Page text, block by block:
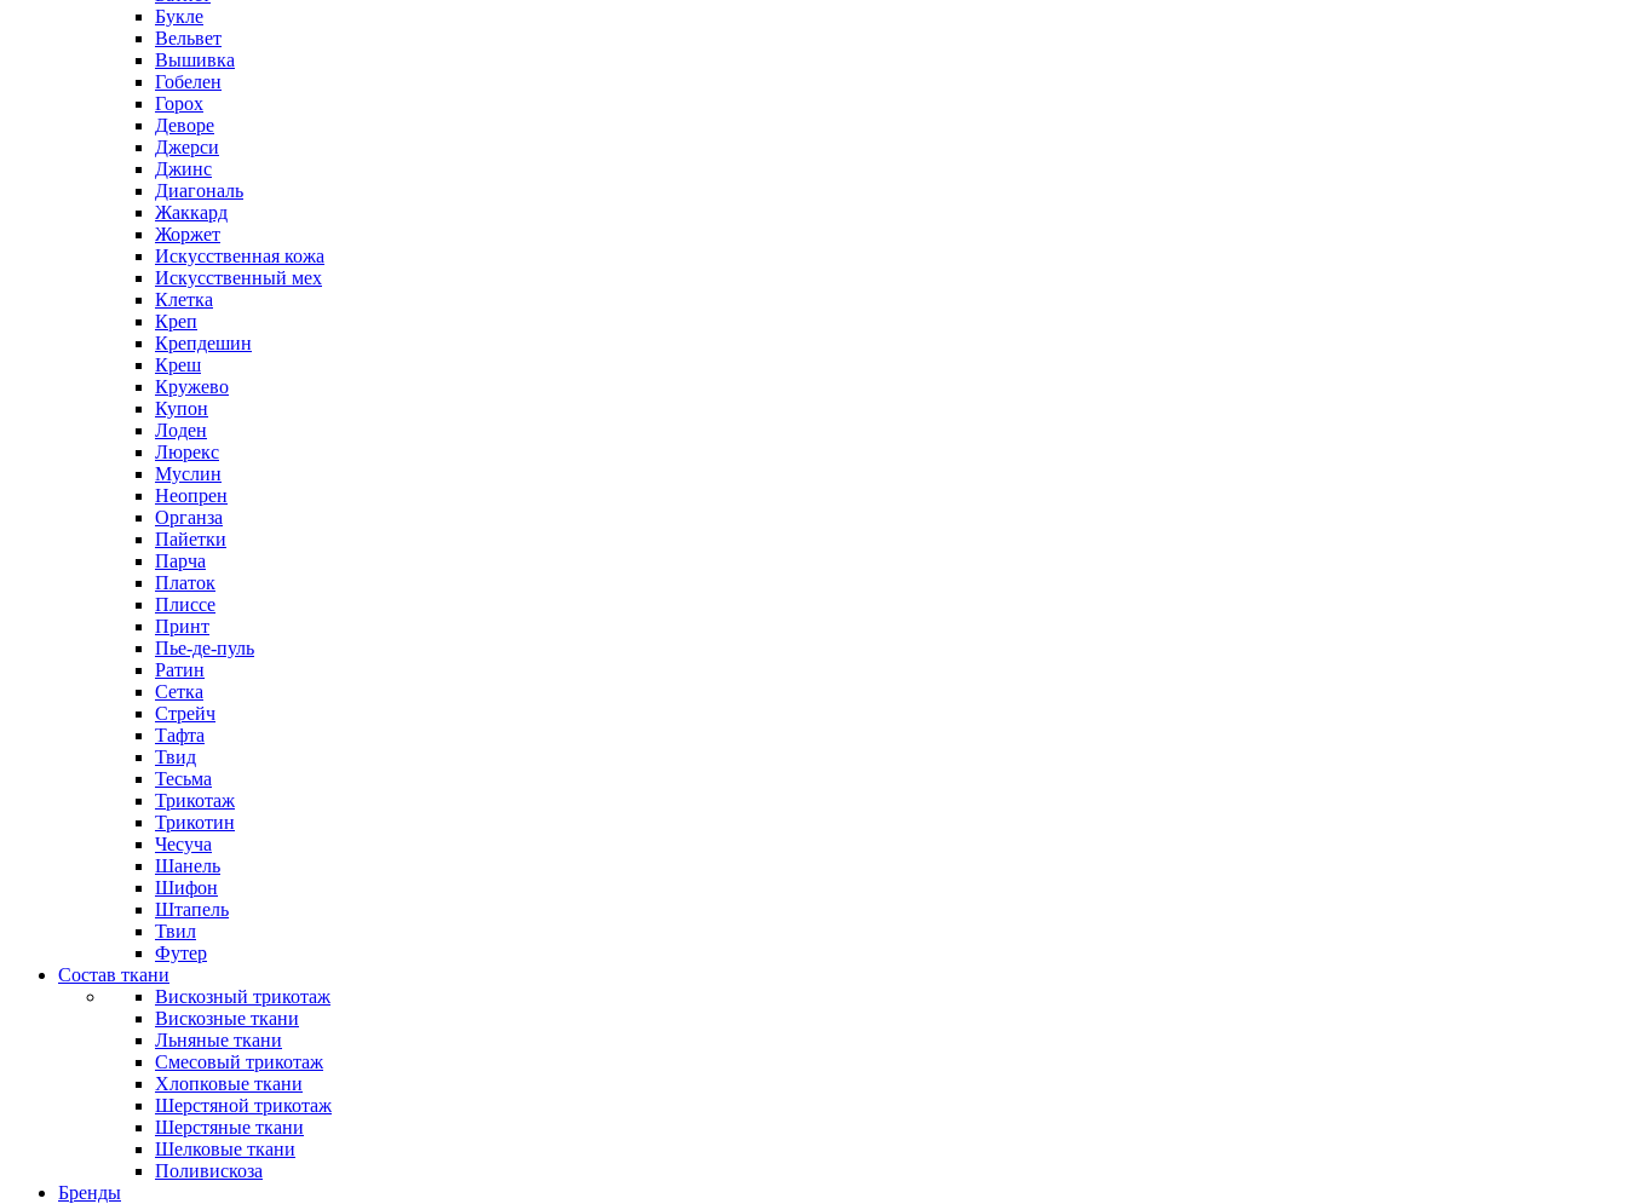
Букле
Вельвет
Вышивка
Гобелен
Горох
Деворе
Джерси
Джинс
Диагональ
Жаккард
Жоржет
Искусственная кожа
Искусственный мех
Клетка
Креп
Крепдешин
Креш
Кружево
Купон
Лоден
Люрекс
Муслин
Неопрен
Органза
Пайетки
Парча
Платок
Плиссе
Принт
Пье-де-пуль
Ратин
Сетка
Стрейч
Тафта
Твид
Тесьма
Трикотаж
Трикотин
Чесуча
Шанель
Шифон
Штапель
Твил
Футер
Состав ткани
Вискозный трикотаж
Вискозные ткани
Льняные ткани
Смесовый трикотаж
Хлопковые ткани
Шерстяной трикотаж
Шерстяные ткани
Шелковые ткани
Поливискоза
Бренды